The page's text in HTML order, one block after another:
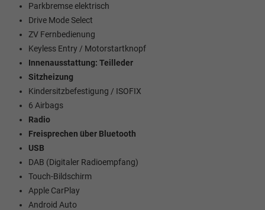
Parkbremse elektrisch
Drive Mode Select
ZV Fernbedienung
Keyless Entry / Motorstartknopf
Innenausstattung: Teilleder
Sitzheizung
Kindersitzbefestigung / ISOFIX
6 Airbags
Radio
Freisprechen über Bluetooth
USB
DAB (Digitaler Radioempfang)
Touch-Bildschirm
Apple CarPlay
Android Auto